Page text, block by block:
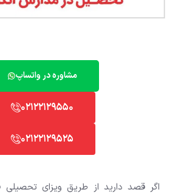
مشاوره در واتساپ
02122129525
02122129550
اگر قصد دارید از طریق ویزای تحصیلی